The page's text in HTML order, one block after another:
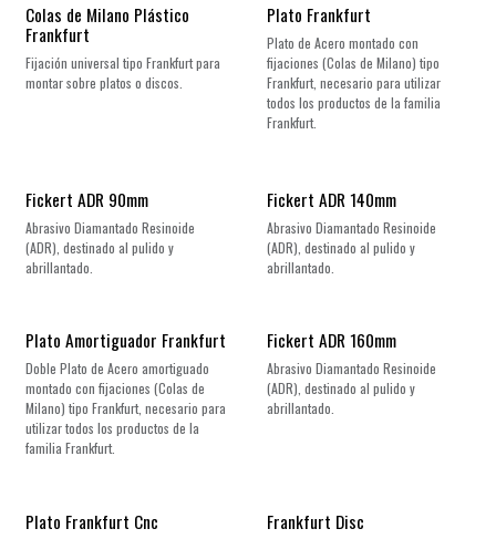
Colas de Milano Plástico
Frankfurt
Fijación universal tipo Frankfurt para
montar sobre platos o discos.
Plato Frankfurt
Plato de Acero montado con
fijaciones (Colas de Milano) tipo
Frankfurt, necesario para utilizar
todos los productos de la familia
Frankfurt.
Fickert ADR 90mm
Abrasivo Diamantado Resinoide
(ADR), destinado al pulido y
abrillantado.
Fickert ADR 140mm
Abrasivo Diamantado Resinoide
(ADR), destinado al pulido y
abrillantado.
Plato Amortiguador Frankfurt
Doble Plato de Acero amortiguado
montado con fijaciones (Colas de
Milano) tipo Frankfurt, necesario para
utilizar todos los productos de la
familia Frankfurt.
Fickert ADR 160mm
Abrasivo Diamantado Resinoide
(ADR), destinado al pulido y
abrillantado.
Plato Frankfurt Cnc Frankfurt Disc